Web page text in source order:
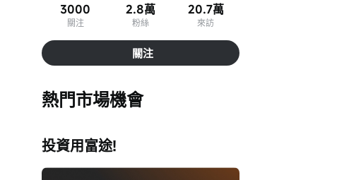
3000
關注
2.8萬
粉絲
20.7萬
來訪
關注
熱門市場機會
投資用富途!